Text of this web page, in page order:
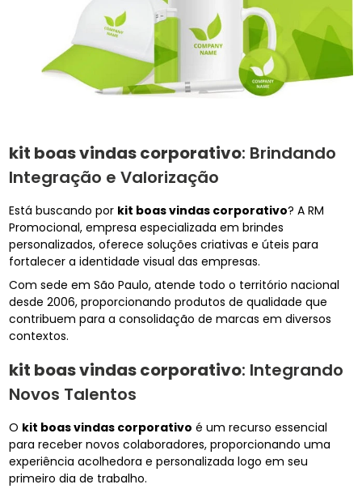
kit boas vindas corporativo: Brindando
Integração e Valorização
Está buscando por kit boas vindas corporativo? A RM
Promocional, empresa especializada em brindes
personalizados, oferece soluções criativas e úteis para
fortalecer a identidade visual das empresas.
Com sede em São Paulo, atende todo o território nacional
desde 2006, proporcionando produtos de qualidade que
contribuem para a consolidação de marcas em diversos
contextos.
kit boas vindas corporativo: Integrando
Novos Talentos
O kit boas vindas corporativo é um recurso essencial
para receber novos colaboradores, proporcionando uma
experiência acolhedora e personalizada logo em seu
primeiro dia de trabalho.